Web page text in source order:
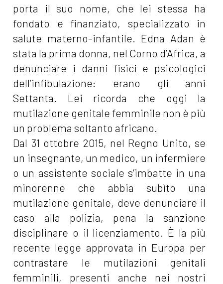
porta il suo nome, che lei stessa ha
fondato e finanziato, specializzato in
salute materno-infantile. Edna Adan è
stata la prima donna, nel Corno d’Africa, a
denunciare i danni fisici e psicologici
dell’infibulazione: erano gli anni
Settanta. Lei ricorda che oggi la
mutilazione genitale femminile non è più
un problema soltanto africano.
Dal 31 ottobre 2015, nel Regno Unito, se
un insegnante, un medico, un infermiere
o un assistente sociale s’imbatte in una
minorenne che abbia subìto una
mutilazione genitale, deve denunciare il
caso alla polizia, pena la sanzione
disciplinare o il licenziamento. È la più
recente legge approvata in Europa per
contrastare le mutilazioni genitali
femminili, presenti anche nei nostri